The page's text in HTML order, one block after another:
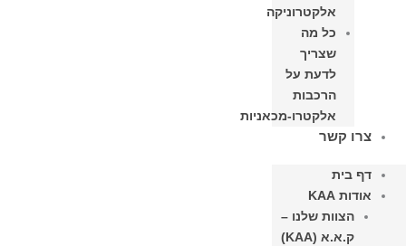
אלקטרוניקה
כל מה
שצריך
לדעת על
הרכבות
אלקטרו-מכאניות
צרו קשר
דף בית
אודות KAA
הצוות שלנו –
ק.א.א (KAA)